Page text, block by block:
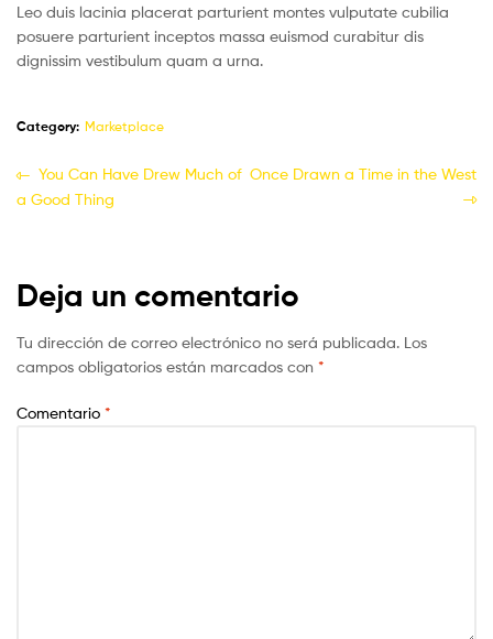
Leo duis lacinia placerat parturient montes vulputate cubilia
posuere parturient inceptos massa euismod curabitur dis
dignissim vestibulum quam a urna.
Category: Marketplace
You Can Have Drew Much of
a Good Thing
Once Drawn a Time in the West
Deja un comentario
Tu dirección de correo electrónico no será publicada. Los
campos obligatorios están marcados con *
Comentario *